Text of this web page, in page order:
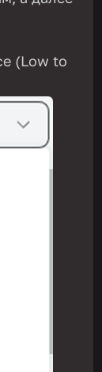
(Low to